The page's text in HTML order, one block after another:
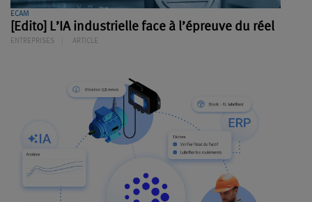
ECAM
[Edito] L’IA industrielle face à l’épreuve du réel
ENTREPRISES ARTICLE